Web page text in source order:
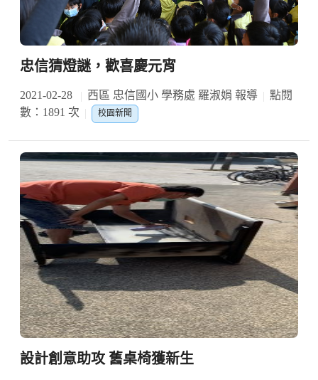
忠信猜燈謎，歡喜慶元宵
2021-02-28 西區 忠信國小 學務處 羅淑娟 報導
點閱
數：1891 次
校園新聞
設計創意助攻 舊桌椅獲新生